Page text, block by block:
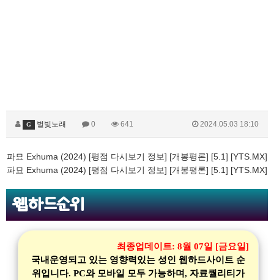
G 별빛노래 0 641 2024.05.03 18:10
파묘 Exhuma (2024) [평점 다시보기 정보] [개봉평론] [5.1] [YTS.MX]
파묘 Exhuma (2024) [평점 다시보기 정보] [개봉평론] [5.1] [YTS.MX]
웹하드순위
최종업데이트: 8월 07일 [금요일]
국내운영되고 있는 영향력있는 성인 웹하드사이트 순
위입니다. PC와 모바일 모두 가능하며, 자료퀄리티가